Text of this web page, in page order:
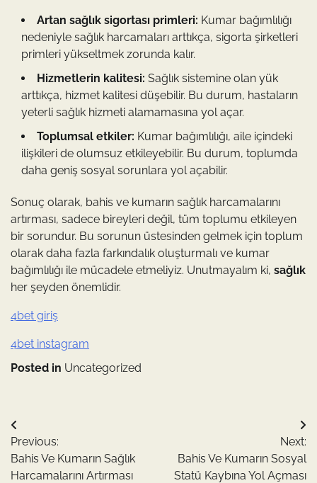
Artan sağlık sigortası primleri: Kumar bağımlılığı
nedeniyle sağlık harcamaları arttıkça, sigorta şirketleri
primleri yükseltmek zorunda kalır.
Hizmetlerin kalitesi: Sağlık sistemine olan yük
arttıkça, hizmet kalitesi düşebilir. Bu durum, hastaların
yeterli sağlık hizmeti alamamasına yol açar.
Toplumsal etkiler: Kumar bağımlılığı, aile içindeki
ilişkileri de olumsuz etkileyebilir. Bu durum, toplumda
daha geniş sosyal sorunlara yol açabilir.
Sonuç olarak, bahis ve kumarın sağlık harcamalarını
artırması, sadece bireyleri değil, tüm toplumu etkileyen
bir sorundur. Bu sorunun üstesinden gelmek için toplum
olarak daha fazla farkındalık oluşturmalı ve kumar
bağımlılığı ile mücadele etmeliyiz. Unutmayalım ki, sağlık
her şeyden önemlidir.
4bet giriş
4bet instagram
Posted in Uncategorized
Yazı
gezinmesi
Previous:
Bahis Ve Kumarın Sağlık
Harcamalarını Artırması
Next:
Bahis Ve Kumarın Sosyal
Statü Kaybına Yol Açması